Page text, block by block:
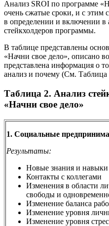
Анализ SROI по программе
очень сжатые сроки, и с этим
в определении и включении в
стейкхолдеров программы.
В таблице представлены
«Начни свое дело», описано
представлена информация о
анализ и почему (См. Таблица
Таблица 2. Анализ
«Начни свое дело»
1. Социальные
Результаты:
Новые знания и навыки
Контакты с коллегами
Изменения в области
свободы и
Изменение баланса
Изменение уровня
Изменение уровня